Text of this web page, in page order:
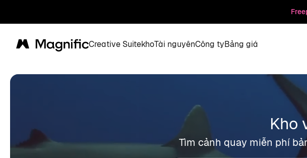
Magnific Creative SuitekhoTài nguyênCông tyBảng giá
Kho
Tìm cảnh quay miễn phí